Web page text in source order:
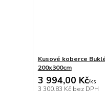
Kusové koberce
200x300cm
3 994,00 Kč/ks
3 300,83 Kč bez DPH